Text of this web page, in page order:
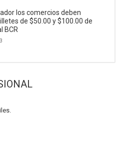
los comercios deben
de $50.00 y $100.00 de
BCR